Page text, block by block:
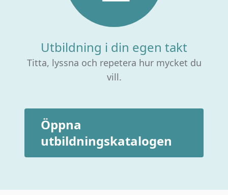
Utbildning i din egen takt
Titta, lyssna och repetera hur mycket du
vill.
Öppna
utbildningskatalogen